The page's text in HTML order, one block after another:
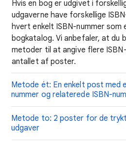
Hvis en bog er udgivet i
udgaverne have forskellige
hvert enkelt ISBN-nummer
bogkatalog. Vi anbefaler, at du
metoder til at angive flere
antallet af poster.
Metode ét: En enkelt post med
nummer og relaterede ISBN-
Metode to: 2 poster for de
udgaver